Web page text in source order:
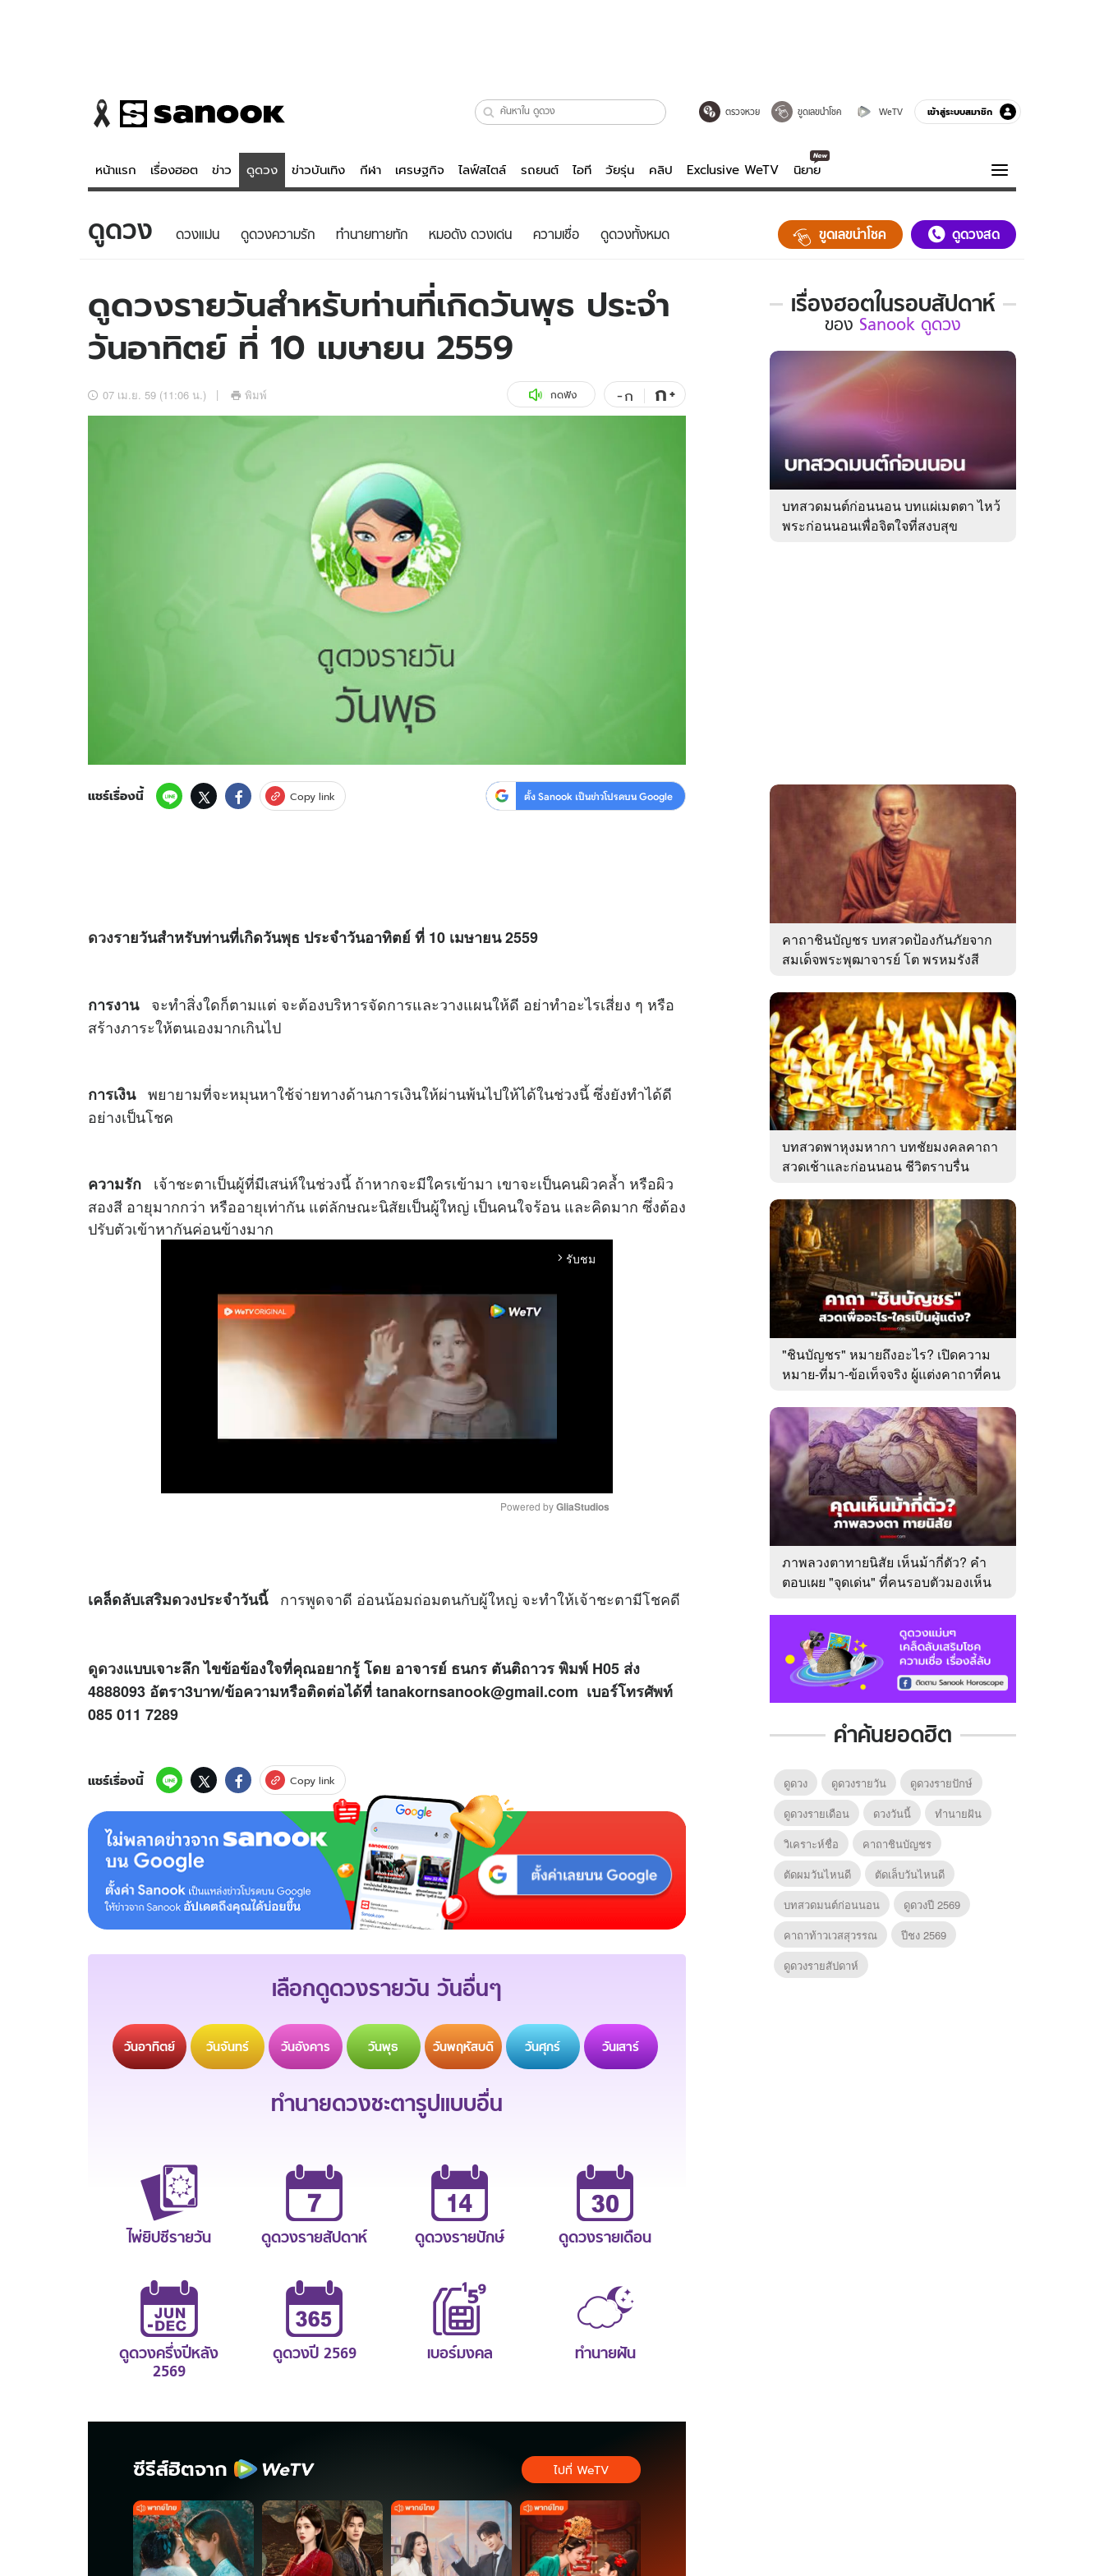
ตรวจหวย ขูดเลขนำโชค WeTV เข้าสู่ระบบสมาชิก
หน้าแรก เรื่องฮอต ข่าว ดูดวง ข่าวบันเทิง กีฬา เศรษฐกิจ ไลฟ์สไตล์ รถยนต์ ไอที วัยรุ่น คลิป Exclusive WeTV นิยาย
ข่าว
ข่าวบันเทิง
ข่าวกีฬา
ข่าวเศรษฐกิจ
อัปเดตจีน
เช็กข่าวชัวร์
ดูดวง - ตรวจหวย
สถิติหวยไทย
หวยลาว
ไลฟ์สไตล์
วัยรุ่น
ไอที
รถยนต์
สุขภาพ
เที่ยว-กิน
ดูทีวี
WeTV
ความรู้รอบตัว
ฮาวทู
ติดตามสนุกโซเชียลได้ที่
ดูดวง ดวงแม่น ดูดวงความรัก ทํานายทายทัก หมอดัง ดวงเด่น ความเชื่อ ดูดวงทั้งหมด ขูดเลขนำโชค ดูดวงสด
ดูดวงรายวันสำหรับท่านที่เกิดวันพุธ ประจำ
วันอาทิตย์ ที่ 10 เมษายน 2559
07 เม.ย. 59 (11:06 น.) พิมพ์ กดฟัง -ก ก+
แชร์เรื่องนี้ Copy link ตั้ง Sanook เป็นข่าวโปรดบน Google
ดวงรายวันสำหรับท่านที่เกิดวันพุธ ประจำวันอาทิตย์ ที่ 10 เมษายน 2559
การงานจะทำสิ่งใดก็ตามแต่ จะต้องบริหารจัดการและวางแผนให้ดี อย่าทำอะไรเสี่ยง ๆ หรือ
สร้างภาระให้ตนเองมากเกินไป
การเงินพยายามที่จะหมุนหาใช้จ่ายทางด้านการเงินให้ผ่านพ้นไปให้ได้ในช่วงนี้ ซึ่งยังทำได้ดี
อย่างเป็นโชค
ความรัก เจ้าชะตาเป็นผู้ที่มีเสน่ห์ในช่วงนี้ ถ้าหากจะมีใครเข้ามา เขาจะเป็นคนผิวคล้ำ หรือผิว
สองสี อายุมากกว่า หรืออายุเท่ากัน แต่ลักษณะนิสัยเป็นผู้ใหญ่ เป็นคนใจร้อน และคิดมาก ซึ่งต้อง
ปรับตัวเข้าหากันค่อนข้างมาก
arrow_forward_ios รับชม
t
Powered by GliaStudios
เคล็ดลับเสริมดวงประจำวันนี้ การพูดจาดี อ่อนน้อมถ่อมตนกับผู้ใหญ่ จะทำให้เจ้าชะตามีโชคดี
ดูดวงแบบเจาะลึก ไขข้อข้องใจที่คุณอยากรู้ โดย อาจารย์ ธนกร ตันติถาวร พิมพ์ H05 ส่ง
4888093 อัตรา3บาท/ข้อความหรือติดต่อได้ที่ tanakornsanook@gmail.com เบอร์โทรศัพท์
085 011 7289
แชร์เรื่องนี้ Copy link
เลือกดูดวงรายวัน วันอื่นๆ
วันอาทิตย์ วันจันทร์ วันอังคาร วันพุธ วันพฤหัสบดี วันศุกร์ วันเสาร์
ทำนายดวงชะตารูปแบบอื่น
ไพ่ยิปซีรายวัน ดูดวงรายสัปดาห์ ดูดวงรายปักษ์ ดูดวงรายเดือน
ดูดวงครึ่งปีหลัง
2569
ดูดวงปี 2569 เบอร์มงคล ทำนายฝัน
ซีรีส์ฮิตจาก ไปที่ WeTV
เรื่องฮอตในรอบสัปดาห์
เรื่อง
ใน
รอบ
ของ
Sanook
ดูด
ของ Sanook ดูดวง
บทสวดมนต์ก่อนนอน บทแผ่เมตตา ไหว้
พระก่อนนอนเพื่อจิตใจที่สงบสุข
คาถาชินบัญชร บทสวดป้องกันภัยจาก
สมเด็จพระพุฒาจารย์ โต พรหมรังสี
บทสวดพาหุงมหากา บทชัยมงคลคาถา
สวดเช้าและก่อนนอน ชีวิตราบรื่น
"ชินบัญชร" หมายถึงอะไร? เปิดความ
หมาย-ที่มา-ข้อเท็จจริง ผู้แต่งคาถาที่คน
ภาพลวงตาทายนิสัย เห็นม้ากี่ตัว? คำ
ตอบเผย "จุดเด่น" ที่คนรอบตัวมองเห็น
คำค้นยอดฮิต
ดูดวง ดูดวงรายวัน
ดูดวงรายปักษ์
ดูดวงรายเดือน
ดวงวันนี้
ทํานายฝัน
วิเคราะห์ชื่อ
คาถาชินบัญชร
ตัดผมวันไหนดี
ตัดเล็บวันไหนดี
บทสวดมนต์ก่อนนอน
ดูดวงปี 2569
คาถาท้าวเวสสุวรรณ
ปีชง 2569
ดูดวงรายสัปดาห์